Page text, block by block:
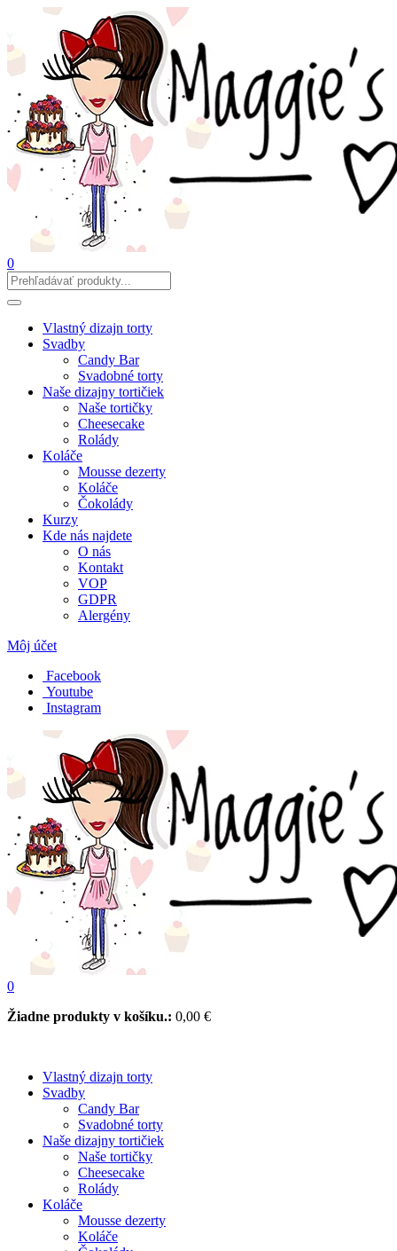
0
Vlastný dizajn torty
Svadby
Candy Bar
Svadobné torty
Naše dizajny tortičiek
Naše tortičky
Cheesecake
Rolády
Koláče
Mousse dezerty
Koláče
Čokolády
Kurzy
Kde nás najdete
O nás
Kontakt
VOP
GDPR
Alergény
Môj účet
Facebook
Youtube
Instagram
0
Žiadne produkty v košíku.: 0,00 €
Vlastný dizajn torty
Svadby
Candy Bar
Svadobné torty
Naše dizajny tortičiek
Naše tortičky
Cheesecake
Rolády
Koláče
Mousse dezerty
Koláče